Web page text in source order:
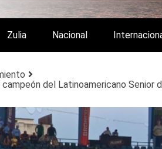
Y DE INTERÉS
Zulia Nacional
del Latinoamericano Senior